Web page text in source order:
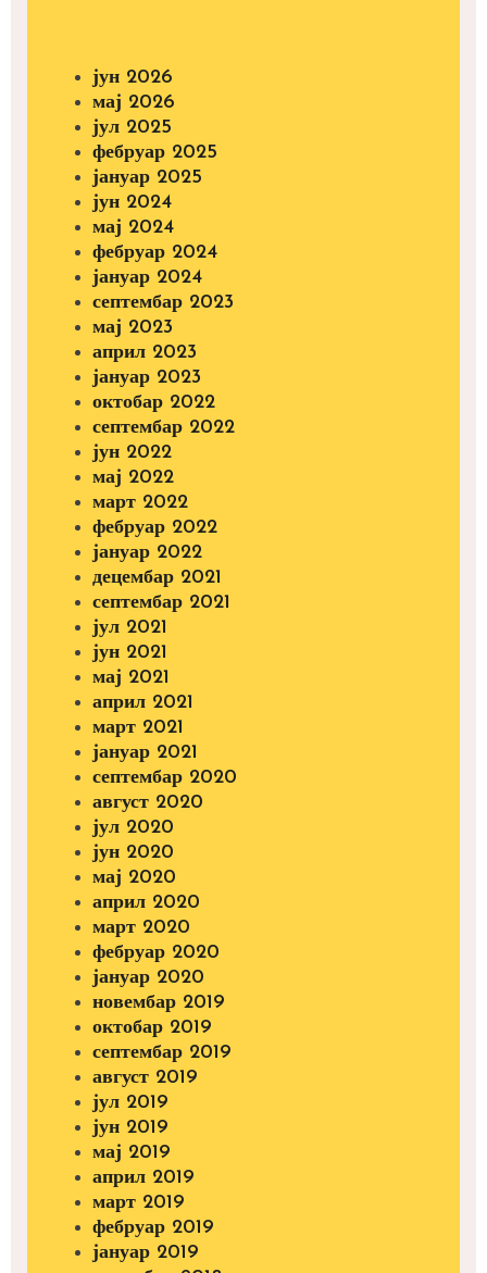
јун 2026
мај 2026
јул 2025
фебруар 2025
јануар 2025
јун 2024
мај 2024
фебруар 2024
јануар 2024
септембар 2023
мај 2023
април 2023
јануар 2023
октобар 2022
септембар 2022
јун 2022
мај 2022
март 2022
фебруар 2022
јануар 2022
децембар 2021
септембар 2021
јул 2021
јун 2021
мај 2021
април 2021
март 2021
јануар 2021
септембар 2020
август 2020
јул 2020
јун 2020
мај 2020
април 2020
март 2020
фебруар 2020
јануар 2020
новембар 2019
октобар 2019
септембар 2019
август 2019
јул 2019
јун 2019
мај 2019
април 2019
март 2019
фебруар 2019
јануар 2019